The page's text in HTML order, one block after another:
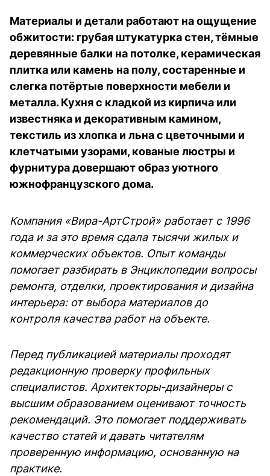
Материалы и детали работают на ощущение
обжитости: грубая штукатурка стен, тёмные
деревянные балки на потолке, керамическая
плитка или камень на полу, состаренные и
слегка потёртые поверхности мебели и
металла. Кухня с кладкой из кирпича или
известняка и декоративным камином,
текстиль из хлопка и льна с цветочными и
клетчатыми узорами, кованые люстры и
фурнитура довершают образ уютного
южнофранцузского дома.
Компания «Вира-АртСтрой» работает с 1996
года и за это время сдала тысячи жилых и
коммерческих объектов. Опыт команды
помогает разбирать в Энциклопедии вопросы
ремонта, отделки, проектирования и дизайна
интерьера: от выбора материалов до
контроля качества работ на объекте.
Перед публикацией материалы проходят
редакционную проверку профильных
специалистов. Архитекторы-дизайнеры с
высшим образованием оценивают точность
рекомендаций. Это помогает поддерживать
качество статей и давать читателям
проверенную информацию, основанную на
практике.